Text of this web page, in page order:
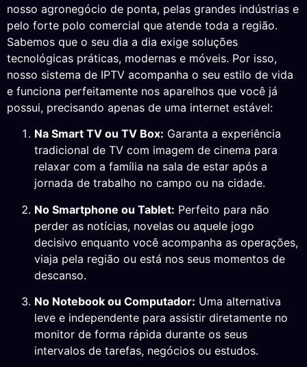
nosso agronegócio de ponta, pelas grandes indústrias e
pelo forte polo comercial que atende toda a região.
Sabemos que o seu dia a dia exige soluções
tecnológicas práticas, modernas e móveis. Por isso,
nosso sistema de IPTV acompanha o seu estilo de vida
e funciona perfeitamente nos aparelhos que você já
possui, precisando apenas de uma internet estável:
Na Smart TV ou TV Box: Garanta a experiência
tradicional de TV com imagem de cinema para
relaxar com a família na sala de estar após a
jornada de trabalho no campo ou na cidade.
No Smartphone ou Tablet: Perfeito para não
perder as notícias, novelas ou aquele jogo
decisivo enquanto você acompanha as operações,
viaja pela região ou está nos seus momentos de
descanso.
No Notebook ou Computador: Uma alternativa
leve e independente para assistir diretamente no
monitor de forma rápida durante os seus
intervalos de tarefas, negócios ou estudos.